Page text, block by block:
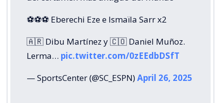
⚽⚽⚽ Eberechi Eze e Ismaïla Sarr x2
🇦🇷 Dibu Martínez y 🇨🇴 Daniel Muñoz.
Lerma… pic.twitter.com/0zEEdbDSfT
— SportsCenter (@SC_ESPN)April 26, 2025